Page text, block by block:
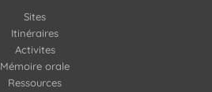
Sites
Itinéraires
Activites
Mémoire orale
Ressources